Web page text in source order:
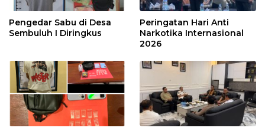
Pengedar Sabu di Desa
Sembuluh I Diringkus
Peringatan Hari Anti
Narkotika Internasional
2026